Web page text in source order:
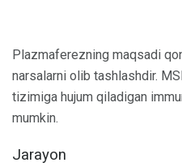
Plazmaferezning maqsadi
narsalarni olib tashlashdir.
tizimiga hujum qiladigan
mumkin.
Jarayon